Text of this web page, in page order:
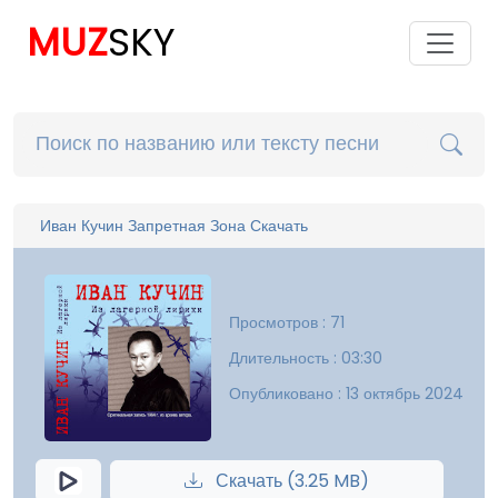
MUZSKY
Иван Кучин Запретная Зона Скачать
Просмотров : 71
Длительность : 03:30
Опубликовано : 13 октябрь 2024
Скачать (3.25 MB)